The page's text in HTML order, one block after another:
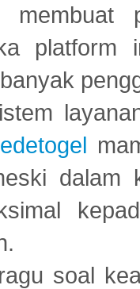
membuat
platform
dalam
soal